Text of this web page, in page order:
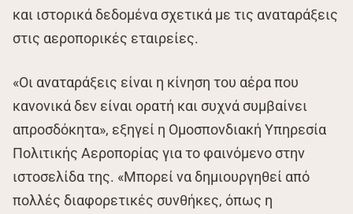
και ιστορικά δεδομένα σχετικά με τις αναταράξεις
στις αεροπορικές εταιρείες.
«Οι αναταράξεις είναι η κίνηση του αέρα που
κανονικά δεν είναι ορατή και συχνά συμβαίνει
απροσδόκητα», εξηγεί η Ομοσπονδιακή Υπηρεσία
Πολιτικής Αεροπορίας για το φαινόμενο στην
ιστοσελίδα της. «Μπορεί να δημιουργηθεί από
πολλές διαφορετικές συνθήκες, όπως η